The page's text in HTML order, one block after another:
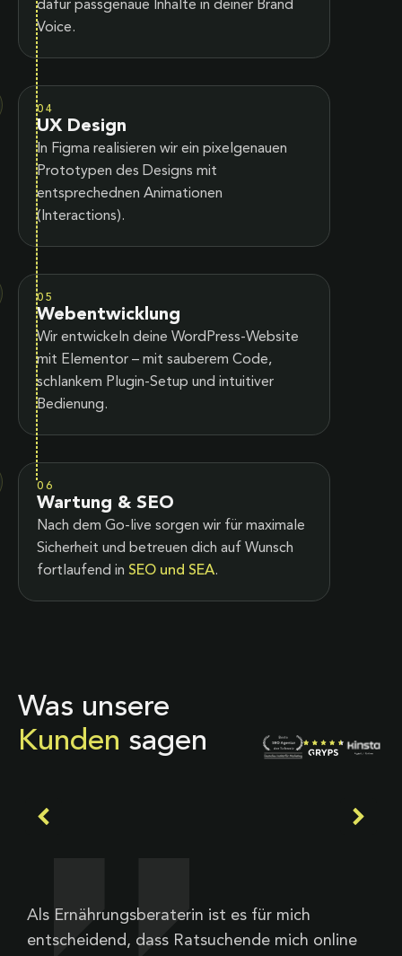
dafür passgenaue Inhalte in deiner Brand
Voice.
04
UX Design
In Figma realisieren wir ein pixelgenauen
Prototypen des Designs mit
entsprechednen Animationen
(Interactions).
05
Webentwicklung
Wir entwickeln deine WordPress-Website
mit Elementor – mit sauberem Code,
schlankem Plugin-Setup und intuitiver
Bedienung.
06
Wartung & SEO
Nach dem Go-live sorgen wir für maximale
Sicherheit und betreuen dich auf Wunsch
fortlaufend in SEO und SEA.
Was unsere
Kunden sagen
Als Ernährungsberaterin ist es für mich
entscheidend, dass Ratsuchende mich online